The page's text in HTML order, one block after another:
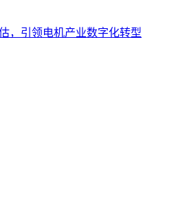
，引领电机产业数字化转型